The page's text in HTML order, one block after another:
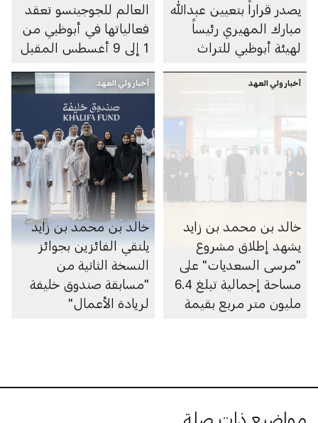
يصدر قراراً بتعيين عبدالله
مبارك المهيري رئيساً
لهيئة أبوظبي للتراث
العالم للجوجيتسو تعقد
فعالياتها في أبوظبي من
1 إلى 9 أغسطس المقبل
أخبار ولي العهد
خالد بن محمد بن زايد
يشهد إطلاق مشروع
"مرسى السعديات" على
مساحة إجمالية تبلغ 6.4
مليون متر مربع بقيمة
أخبار ولي العهد
خالد بن محمد بن زايد
يلتقي الفائزين بجوائز
النسخة الثانية من
"مسابقة صندوق خليفة
لريادة الأعمال"
مواضيع ذات صلة